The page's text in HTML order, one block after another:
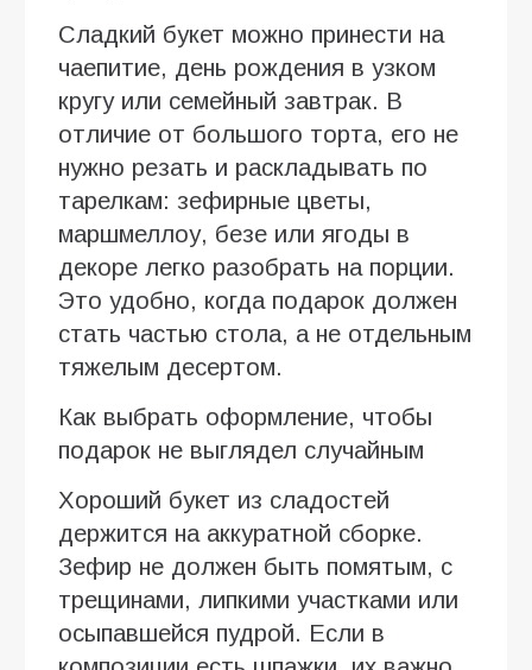
Сладкий букет можно принести на
чаепитие, день рождения в узком
кругу или семейный завтрак. В
отличие от большого торта, его не
нужно резать и раскладывать по
тарелкам: зефирные цветы,
маршмеллоу, безе или ягоды в
декоре легко разобрать на порции.
Это удобно, когда подарок должен
стать частью стола, а не отдельным
тяжелым десертом.
Как выбрать оформление, чтобы
подарок не выглядел случайным
Хороший букет из сладостей
держится на аккуратной сборке.
Зефир не должен быть помятым, с
трещинами, липкими участками или
осыпавшейся пудрой. Если в